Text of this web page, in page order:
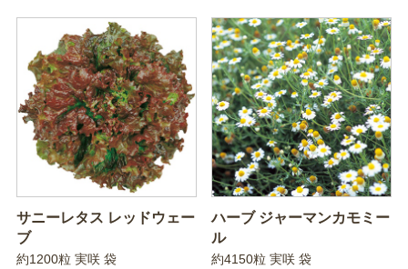
サニーレタス レッドウェー
ブ
約1200粒 実咲 袋
ハーブ ジャーマンカモミー
ル
約4150粒 実咲 袋